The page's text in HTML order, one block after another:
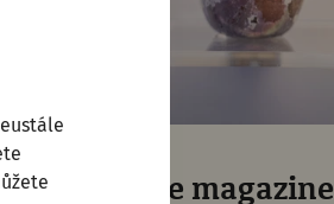
Science magazine